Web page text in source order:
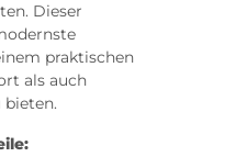
Dieser
praktischen
als auch
bieten.